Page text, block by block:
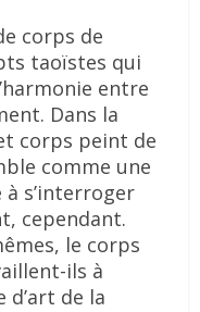
corps de
taoïstes qui
entre
Dans la
corps peint de
comme une
s’interroger
cependant.
le corps
ils à
d’art de la